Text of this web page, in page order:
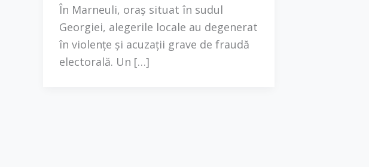
În Marneuli, oraș situat în sudul
Georgiei, alegerile locale au degenerat
în violențe și acuzații grave de fraudă
electorală. Un […]